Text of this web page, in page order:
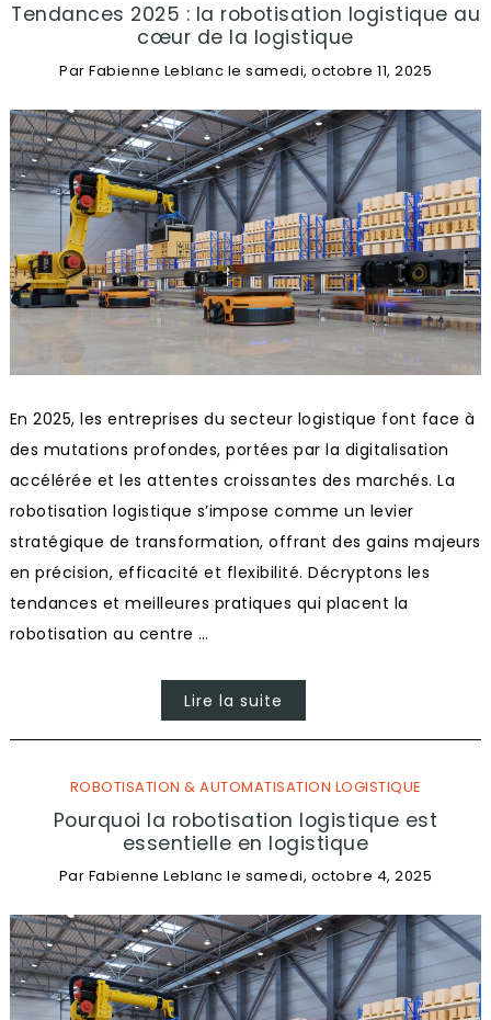
Tendances 2025 : la robotisation logistique au
cœur de la logistique
Par Fabienne Leblanc le samedi, octobre 11, 2025
En 2025, les entreprises du secteur logistique font face à
des mutations profondes, portées par la digitalisation
accélérée et les attentes croissantes des marchés. La
robotisation logistique s’impose comme un levier
stratégique de transformation, offrant des gains majeurs
en précision, efficacité et flexibilité. Décryptons les
tendances et meilleures pratiques qui placent la
robotisation au centre …
Lire la suite
ROBOTISATION & AUTOMATISATION LOGISTIQUE
Pourquoi la robotisation logistique est
essentielle en logistique
Par Fabienne Leblanc le samedi, octobre 4, 2025